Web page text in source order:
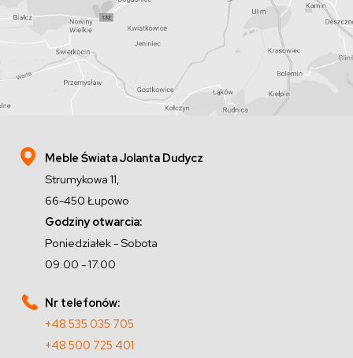
Meble Świata Jolanta Dudycz
Strumykowa 11,
66-450 Łupowo
Godziny otwarcia:
Poniedziałek - Sobota
09.00 - 17.00
Nr telefonów:
+48 535 035 705
+48 500 725 401